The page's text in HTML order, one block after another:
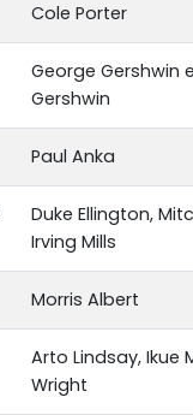
Cole Porter
George Gershwin
Gershwin
Paul Anka
Duke Ellington,
Irving Mills
Morris Albert
Arto Lindsay, Ikue
Wright